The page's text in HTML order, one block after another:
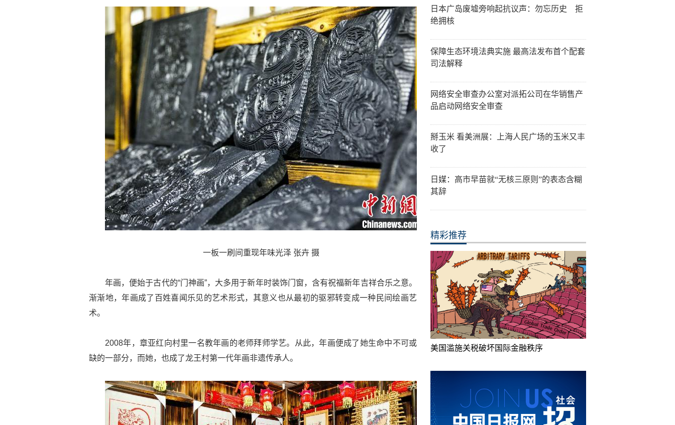
一板一刷间重现年味光泽 张卉 摄
年画，便始于古代的“门神画”，大多用于新年时装饰门窗，含有祝福新年吉祥合乐之意。
渐渐地，年画成了百姓喜闻乐见的艺术形式，其意义也从最初的驱邪转变成一种民间绘画艺
术。
2008年，章亚红向村里一名教年画的老师拜师学艺。从此，年画便成了她生命中不可或
缺的一部分，而她，也成了龙王村第一代年画非遗传承人。
日本广岛废墟旁响起抗议声：勿忘历史 拒
绝拥核
保障生态环境法典实施 最高法发布首个配套
司法解释
网络安全审查办公室对派拓公司在华销售产
品启动网络安全审查
掰玉米 看美洲展：上海人民广场的玉米又丰
收了
日媒：高市早苗就“无核三原则”的表态含糊
其辞
精彩推荐
美国滥施关税破坏国际金融秩序